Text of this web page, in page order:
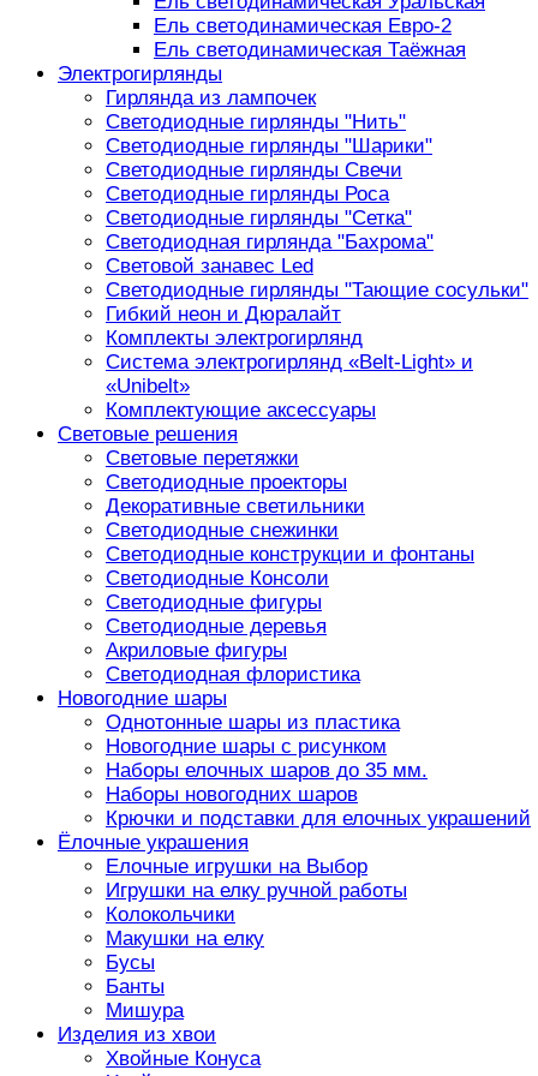
Ель светодинамическая Евро-2
Ель светодинамическая Таёжная
Электрогирлянды
Гирлянда из лампочек
Светодиодные гирлянды "Нить"
Светодиодные гирлянды "Шарики"
Светодиодные гирлянды Свечи
Светодиодные гирлянды Роса
Светодиодные гирлянды "Сетка"
Светодиодная гирлянда "Бахрома"
Световой занавес Led
Светодиодные гирлянды "Тающие сосульки"
Гибкий неон и Дюралайт
Комплекты электрогирлянд
Система электрогирлянд «Belt-Light» и
«Unibelt»
Комплектующие аксессуары
Световые решения
Световые перетяжки
Светодиодные проекторы
Декоративные светильники
Светодиодные снежинки
Светодиодные конструкции и фонтаны
Светодиодные Консоли
Светодиодные фигуры
Светодиодные деревья
Акриловые фигуры
Светодиодная флористика
Новогодние шары
Однотонные шары из пластика
Новогодние шары с рисунком
Наборы елочных шаров до 35 мм.
Наборы новогодних шаров
Крючки и подставки для елочных украшений
Ёлочные украшения
Елочные игрушки на Выбор
Игрушки на елку ручной работы
Колокольчики
Макушки на елку
Бусы
Банты
Мишура
Изделия из хвои
Хвойные Конуса